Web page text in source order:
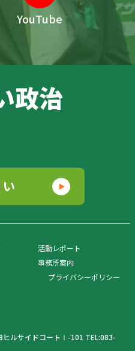
YouTube
政治
活動レポート
事務所案内
プライバシーポリシー
ヒルサイドコートⅠ-101 TEL:083-